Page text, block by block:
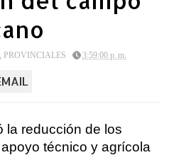
, PROVINCIALES 3:59:00 p. m.
la reducción de los
técnico y agrícola